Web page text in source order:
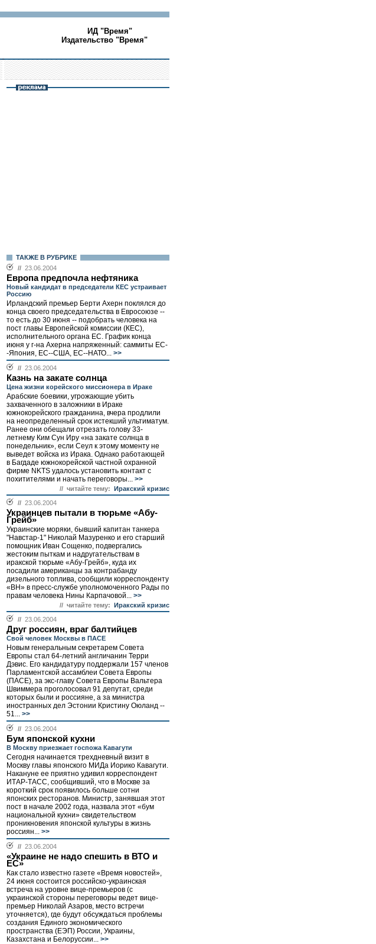
ИД "Время"
Издательство "Время"
ТАКЖЕ В РУБРИКЕ
// 23.06.2004
Европа предпочла нефтяника
Новый кандидат в председатели КЕС устраивает
Россию
Ирландский премьер Берти Ахерн поклялся до
конца своего председательства в Евросоюзе --
то есть до 30 июня -- подобрать человека на
пост главы Европейской комиссии (КЕС),
исполнительного органа ЕС. График конца
июня у г-на Ахерна напряженный: саммиты ЕС-
-Япония, ЕС--США, ЕС--НАТО... >>
// 23.06.2004
Казнь на закате солнца
Цена жизни корейского миссионера в Ираке
Арабские боевики, угрожающие убить
захваченного в заложники в Ираке
южнокорейского гражданина, вчера продлили
на неопределенный срок истекший ультиматум.
Ранее они обещали отрезать голову 33-
летнему Ким Сун Иру «на закате солнца в
понедельник», если Сеул к этому моменту не
выведет войска из Ирака. Однако работающей
в Багдаде южнокорейской частной охранной
фирме NKTS удалось установить контакт с
похитителями и начать переговоры... >>
// читайте тему: Иракский кризис
// 23.06.2004
Украинцев пытали в тюрьме «Абу-
Грейб»
Украинские моряки, бывший капитан танкера
"Навстар-1" Николай Мазуренко и его старший
помощник Иван Сощенко, подвергались
жестоким пыткам и надругательствам в
иракской тюрьме «Абу-Грейб», куда их
посадили американцы за контрабанду
дизельного топлива, сообщили корреспонденту
«ВН» в пресс-службе уполномоченного Рады по
правам человека Нины Карпачовой... >>
// читайте тему: Иракский кризис
// 23.06.2004
Друг россиян, враг балтийцев
Свой человек Москвы в ПАСЕ
Новым генеральным секретарем Совета
Европы стал 64-летний англичанин Терри
Дэвис. Его кандидатуру поддержали 157 членов
Парламентской ассамблеи Совета Европы
(ПАСЕ), за экс-главу Совета Европы Вальтера
Швиммера проголосовал 91 депутат, среди
которых были и россияне, а за министра
иностранных дел Эстонии Кристину Оюланд --
51... >>
// 23.06.2004
Бум японской кухни
В Москву приезжает госпожа Кавагути
Сегодня начинается трехдневный визит в
Москву главы японского МИДа Иорико Кавагути.
Накануне ее приятно удивил корреспондент
ИТАР-ТАСС, сообщивший, что в Москве за
короткий срок появилось больше сотни
японских ресторанов. Министр, занявшая этот
пост в начале 2002 года, назвала этот «бум
национальной кухни» свидетельством
проникновения японской культуры в жизнь
россиян... >>
// 23.06.2004
«Украине не надо спешить в ВТО и
ЕС»
Как стало известно газете «Время новостей»,
24 июня состоится российско-украинская
встреча на уровне вице-премьеров (с
украинской стороны переговоры ведет вице-
премьер Николай Азаров, место встречи
уточняется), где будут обсуждаться проблемы
создания Единого экономического
пространства (ЕЭП) России, Украины,
Казахстана и Белоруссии... >>